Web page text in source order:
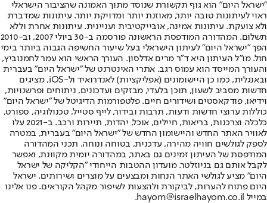
"ישראל היום" הוא גוף תקשורת שנוסד מתוך האמונה שהציבור הישראלי
ראוי לעיתונות טובה יותר, מאוזנת יותר ומדויקת יותר. עיתונות שמדברת
ולא צועקת. עיתונות אמינה, אובייקטיבית ועניינית. עיתונות אחרת וללא
תשלום. המהדורה המודפסת הראשונה פורסמה ב-30 ביולי 2007, וב-2010
הפך "ישראל היום" לעיתון הישראלי בעל שיעור החשיפה הגבוה ביותר בימי
חול. מו"ל העיתון היא ד"ר מרים אדלסון. העורך הראשי הוא עמר לחמנוביץ,
והעורך המייסד הוא עמוס רגב. אתרי האינטרנט של "ישראל היום" בעברית
ובאנגלית, כמו כן היישומונים (אפליקציות) לאנדרואיד ול-iOS, מציגים
חדשות מסביב לשעון, תוכן בלעדי, מבזקים ועדכונים, ניתוחים ופרשנויות,
וידיאו, פודקאסטים ושידורים חיים. פלטפורמות הדיגיטל של "ישראל היום"
כוללות ערוצי חדשות ודעות, תרבות ובידור, לייף סטייל, טכנולוגיה, ספורט,
כלכלה וצרכנות, בריאות, חיילים, אוכל, יהדות, תיירות ורכב. ב-2021 עלו
לאוויר האתר החדש והיישומון החדש של "ישראל היום" בעברית, במטרה
לספק לגולשים חוויה מהירה, עדכנית, בטוחה ונוחה. תכני המהדורה
המודפסת של העיתון זמינים גם באתר, במהדורה יומית מקוונת, ואפשר
לקבל אותם גם בניוזלטר. מועדון ההטבות הייחודי "הקליקה של ישראל
היום" מציע לגולשי האתר הנחות ומבצעים על מוצרים ושירותים. ישראל
היום פתוח להערות, לביקורת ולהצעות לשיפור מקהל הקוראים. פנו אלינו
במייל hayom@israelhayom.co.il.